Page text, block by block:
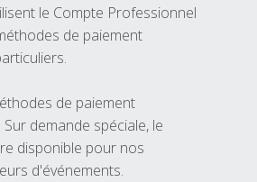
le Compte Professionnel
de paiement
de paiement
demande spéciale, le
disponible pour nos
d'événements.